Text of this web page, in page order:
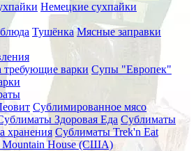
Немецкие сухпайки
Тушёнка Мясные заправки
требующие варки Супы "Европек"
Сублимированное мясо
Здоровая Еда Сублиматы
хранения Сублиматы Trek'n Eat
House (США)